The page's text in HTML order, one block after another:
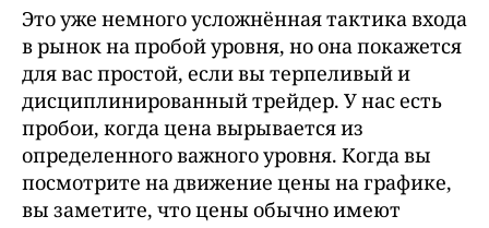
Это уже немного усложнённая тактика входа
в рынок на пробой уровня, но она покажется
для вас простой, если вы терпеливый и
дисциплинированный трейдер. У нас есть
пробои, когда цена вырывается из
определенного важного уровня. Когда вы
посмотрите на движение цены на графике,
вы заметите, что цены обычно имеют